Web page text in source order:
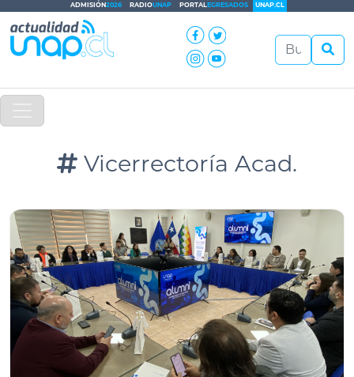
ADMISIÓN2026 RADIOUNAP PORTALEGRESADOS UNAP.CL
Vicerrectoría Acad.